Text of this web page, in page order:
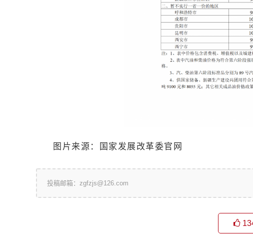
图片来源：国家发展改革委官网
投稿邮箱：zgfzjs@126.com